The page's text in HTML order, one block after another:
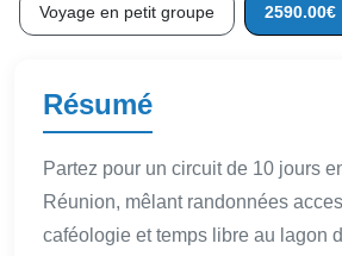
Voyage en petit groupe 2590.00€
Résumé
Partez pour un circuit de 10 jours
Réunion, mêlant randonnées
caféologie et temps libre au lagon